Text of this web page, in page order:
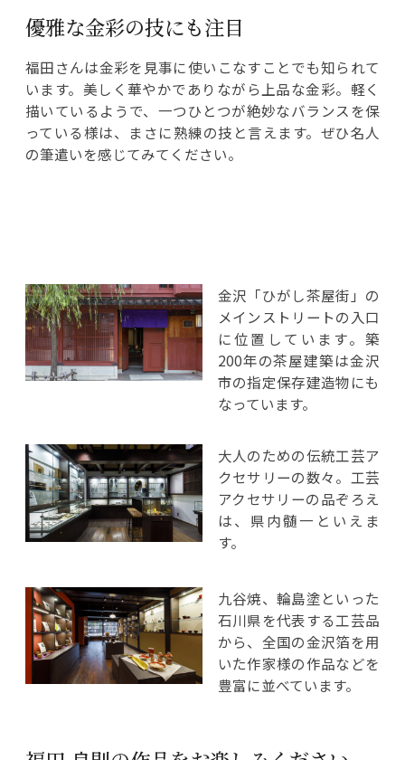
優雅な金彩の技にも注目
福田さんは金彩を見事に使いこなすことでも知られて
います。美しく華やかでありながら上品な金彩。軽く
描いているようで、一つひとつが絶妙なバランスを保
っている様は、まさに熟練の技と言えます。ぜひ名人
の筆遣いを感じてみてください。
金沢「ひがし茶屋街」の
メインストリートの入口
に位置しています。築
200年の茶屋建築は金沢
市の指定保存建造物にも
なっています。
大人のための伝統工芸ア
クセサリーの数々。工芸
アクセサリーの品ぞろえ
は、県内髄一といえま
す。
九谷焼、輪島塗といった
石川県を代表する工芸品
から、全国の金沢箔を用
いた作家様の作品などを
豊富に並べています。